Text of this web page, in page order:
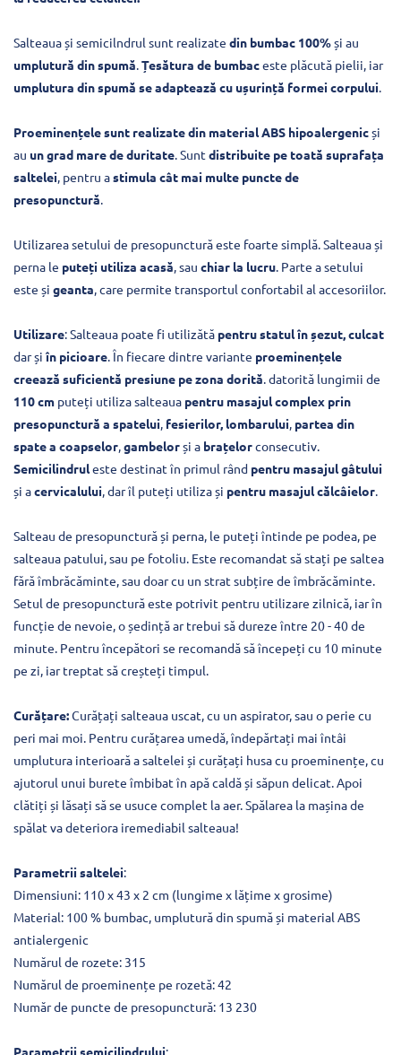
Salteaua și semicilndrul sunt realizate din bumbac 100%și au
umplutură din spumă Țesătura de bumbaceste plăcută pielii, iar
umplutura din spumă se adaptează cu ușurință formei corpului
Proeminențele sunt realizate din material ABS hipoalergenicși
au un grad mare de duritate . Sunt distribuite pe toată suprafața
saltelei , pentru astimula cât mai multe puncte de
presopunctură
Utilizarea setului de presopunctură este foarte simplă. Salteaua și
perna le puteți utiliza acasă , sau chiar la lucru . Parte a setului
este și geanta , care permite transportul confortabil al accesoriilor.
Utilizare: Salteaua poate fi utilizătă pentru statul în șezut, culcat
dar și în picioare . În fiecare dintre variante proeminențele
creează suficientă presiune pe zona dorită . datorită lungimii de
110 cm puteți utiliza salteaua pentru masajul complex prin
presopunctură a spatelui fesierilor, lombarului partea din
spate a coapselor gambelorși a brațelorconsecutiv.
Semicilindruleste destinat în primul rând pentru masajul gâtului
și acervicalului , dar îl puteți utiliza și pentru masajul călcâielor
Salteau de presopunctură și perna, le puteți întinde pe podea, pe
salteaua patului, sau pe fotoliu. Este recomandat să stați pe saltea
fără îmbrăcăminte, sau doar cu un strat subțire de îmbrăcăminte.
Setul de presopunctură este potrivit pentru utilizare zilnică, iar în
funcție de nevoie, o ședință ar trebui să dureze între 20 - 40 de
minute. Pentru începători se recomandă să începeți cu 10 minute
pe zi, iar treptat să creșteți timpul.
Curățare:Curățați salteaua uscat, cu un aspirator, sau o perie cu
peri mai moi. Pentru curățarea umedă, îndepărtați mai întâi
umplutura interioară a saltelei și curățați husa cu proeminențe, cu
ajutorul unui burete îmbibat în apă caldă și săpun delicat. Apoi
clătiți și lăsați să se usuce complet la aer. Spălarea la mașina de
spălat va deteriora iremediabil salteaua!
Parametrii saltelei:
Dimensiuni: 110 x 43 x 2 cm (lungime x lățime x grosime)
Material: 100 % bumbac, umplutură din spumă și material ABS
antialergenic
Numărul de rozete: 315
Numărul de proeminențe pe rozetă: 42
Număr de puncte de presopunctură: 13 230
Parametrii semicilindrului: